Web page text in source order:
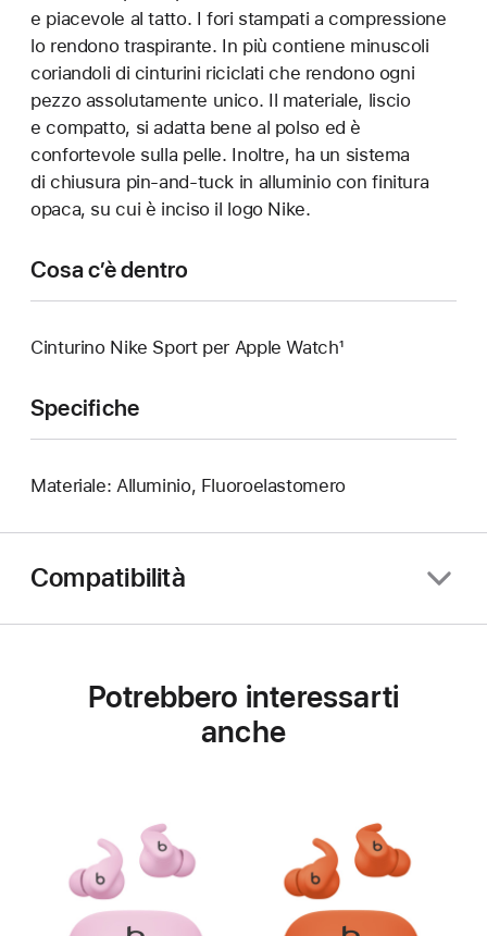
e piacevole al tatto. I fori stampati a compressione
lo rendono traspirante. In più contiene minuscoli
coriandoli di cinturini riciclati che rendono ogni
pezzo assolutamente unico. Il materiale, liscio
e compatto, si adatta bene al polso ed è
confortevole sulla pelle. Inoltre, ha un sistema
di chiusura pin-and-tuck in alluminio con finitura
opaca, su cui è inciso il logo Nike.
Cosa c’è dentro
Cinturino Nike Sport per Apple Watch¹
Specifiche
Materiale: Alluminio, Fluoroelastomero
Compatibilità
Potrebbero interessarti
anche